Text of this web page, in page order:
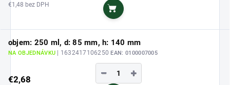
€1,48 bez DPH
Do košíka
objem: 250 ml, d: 85 mm, h: 140 mm
NA OBJEDNÁVKU | 1632417106250EAN: 0100007005
€2,68 +
−